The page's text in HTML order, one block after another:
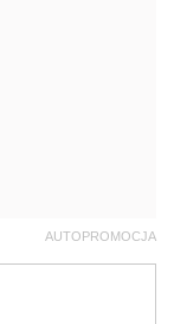
AUTOPROMOCJA